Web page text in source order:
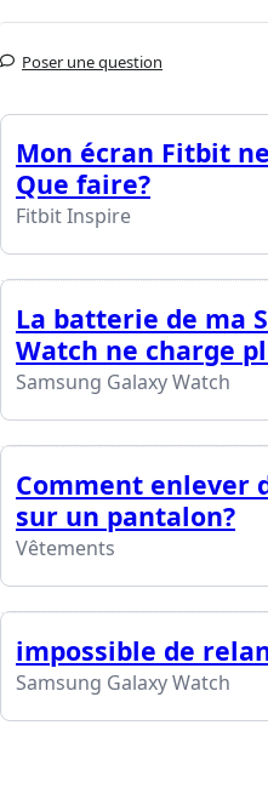
Poser une question
Mon écran Fitbit
Que faire?
Fitbit Inspire
La batterie de ma
Watch ne charge
Samsung Galaxy Watch
Comment enlever
sur un pantalon?
Vêtements
impossible de
Samsung Galaxy Watch